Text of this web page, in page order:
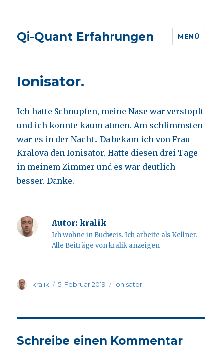
Qi-Quant Erfahrungen MENÜ
Ionisator.
Ich hatte Schnupfen, meine Nase war verstopft
und ich konnte kaum atmen. Am schlimmsten
war es in der Nacht.. Da bekam ich von Frau
Kralova den Ionisator. Hatte diesen drei Tage
in meinem Zimmer und es war deutlich
besser. Danke.
Autor: kralik
Ich wohne in Budweis. Ich arbeite als Kellner.
Alle Beiträge von kralik anzeigen
Autor
kralik
Veröffentlicht
5. Februar 2019 Kategorien
Ionisator
Schreibe einen Kommentar